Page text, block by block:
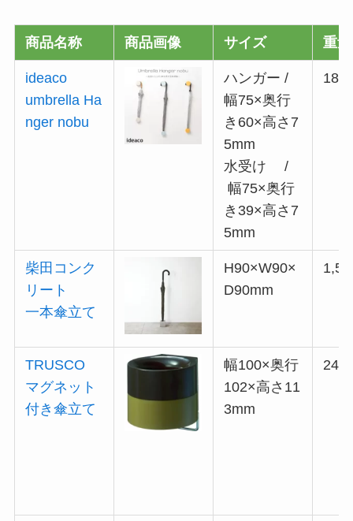
商品名称 商品画像 サイズ 重量
ideaco
umbrella Ha
nger nobu
ハンガー /
幅75×奥行
き60×高さ7
5mm
水受け /
幅75×奥行
き39×高さ7
5mm
柴田コンク
リート
一本傘立て
H90×W90×
D90mm
TRUSCO
マグネット
付き傘立て
幅100×奥行
102×高さ11
3mm